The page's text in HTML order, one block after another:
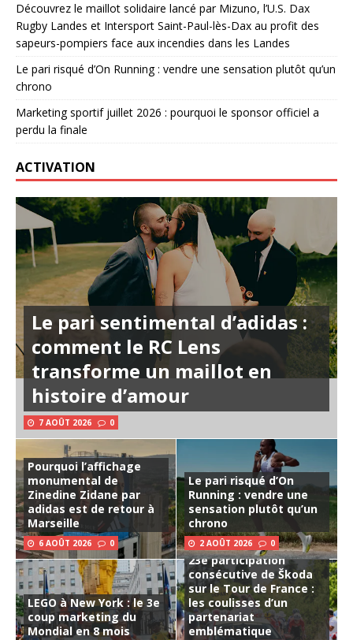
Découvrez le maillot solidaire lancé par Mizuno, l’U.S. Dax
Rugby Landes et Intersport Saint-Paul-lès-Dax au profit des
sapeurs-pompiers face aux incendies dans les Landes
Le pari risqué d’On Running : vendre une sensation plutôt qu’un
chrono
Marketing sportif juillet 2026 : pourquoi le sponsor officiel a
perdu la finale
ACTIVATION
Le pari sentimental d’adidas :
comment le RC Lens
transforme un maillot en
histoire d’amour
7 AOÛT 2026 0
Pourquoi l’affichage
monumental de
Zinedine Zidane par
adidas est de retour à
Marseille
6 AOÛT 2026 0
Le pari risqué d’On
Running : vendre une
sensation plutôt qu’un
chrono
2 AOÛT 2026 0
LEGO à New York : le 3e
coup marketing du
Mondial en 8 mois
23e participation
consécutive de Škoda
sur le Tour de France :
les coulisses d’un
partenariat
emblématique